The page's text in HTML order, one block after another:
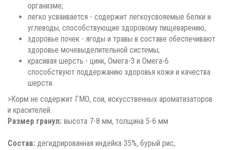
организме;
легко усваивается - содержит легкоусвояемые белки и
углеводы, способствующие здоровому пищеварению;
здоровье почек - ягоды и травы в составе обеспечивают
здоровье мочевыделительной системы;
красивая шерсть - цинк, Омега-3 и Омега-6
способствуют поддержанию здоровья кожи и качества
шерсти.
>Корм не содержит ГМО, сои, искусственных ароматизаторов
и красителей.
Размер гранул: высота 7-8 мм, толщина 5-6 мм
Состав: дегидрированная индейка 35%, бурый рис,